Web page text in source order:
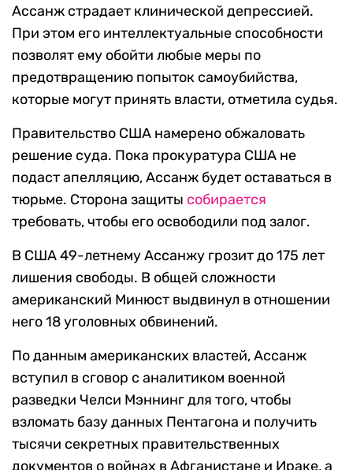
Ассанж страдает клинической депрессией.
При этом его интеллектуальные способности
позволят ему обойти любые меры по
предотвращению попыток самоубийства,
которые могут принять власти, отметила судья.
Правительство США намерено обжаловать
решение суда. Пока прокуратура США не
подаст апелляцию, Ассанж будет оставаться в
тюрьме. Сторона защиты собирается
требовать, чтобы его освободили под залог.
В США 49-летнему Ассанжу грозит до 175 лет
лишения свободы. В общей сложности
американский Минюст выдвинул в отношении
него 18 уголовных обвинений.
По данным американских властей, Ассанж
вступил в сговор с аналитиком военной
разведки Челси Мэннинг для того, чтобы
взломать базу данных Пентагона и получить
тысячи секретных правительственных
документов о войнах в Афганистане и Ираке, а